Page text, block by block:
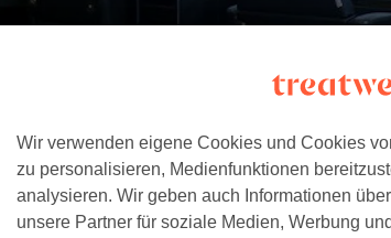
, München , 80339
Wir verwenden eigene Cookies und Cookies
zu personalisieren, Medienfunktionen
analysieren. Wir geben auch Informationen
unsere Partner für soziale Medien, Werbung